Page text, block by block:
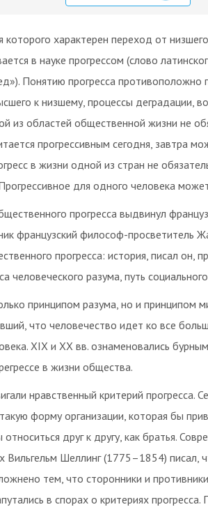
которого характерен переход от
в науке прогрессом (слово
Понятию прогресса противоположно
к низшему, процессы деградации,
из областей общественной жизни не
прогрессивным сегодня, завтра
в жизни одной из стран не
для одного человека
прогресса выдвинул
французский философ-просветитель
прогресса: история, писал он,
человеческого разума, путь
принципом разума, но и принципом
что человечество идет ко все
XIX и XX вв. ознаменовались
в жизни общества.
нравственный критерий прогресса.
форму организации, которая бы
друг к другу, как братья.
Шеллинг (1775–1854) писал,
тем, что сторонники и
в спорах о критериях прогресса.